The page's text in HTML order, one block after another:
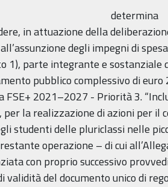
determina
in attuazione della
degli impegni di
1), parte integrante e
pubblico complessivo di
FSE+ 2021–2027 - Priorità 3.
per la realizzazione di azioni per il
studenti delle pluriclassi nelle
operazione – di cui
con proprio successivo
validità del documento unico di